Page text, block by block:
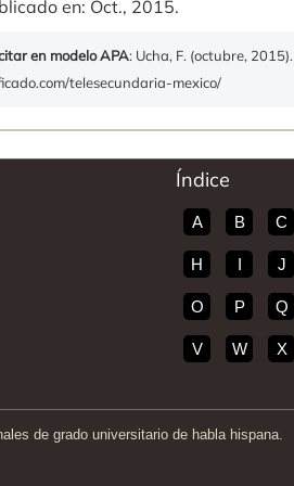
en: Oct., 2015.
en modelo APA: Ucha, F. (octubre, 2015).
telesecundaria-mexico/
Índice
A B C
H J
O P Q
V W X
de grado universitario de habla hispana.